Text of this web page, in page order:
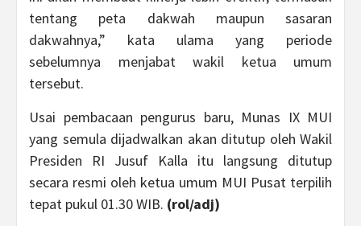
tentang peta dakwah maupun sasaran
dakwahnya,” kata ulama yang periode
sebelumnya menjabat wakil ketua umum
tersebut.
Usai pembacaan pengurus baru, Munas IX MUI
yang semula dijadwalkan akan ditutup oleh Wakil
Presiden RI Jusuf Kalla itu langsung ditutup
secara resmi oleh ketua umum MUI Pusat terpilih
tepat pukul 01.30 WIB. (rol/adj)